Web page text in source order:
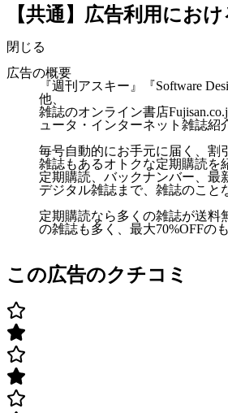
【共通】広告利用にお
閉じる
広告の概要
『週刊アスキー』『Software
他、
雑誌のオンライン書店
ュータ・インターネット雑誌紹
毎号自動的にお手元に届く、割
雑誌もあるオトクな定期購読を
定期購読、バックナンバー、最
デジタル雑誌まで、雑誌のこと
定期購読なら多くの雑誌が送料
の雑誌も多く、最大70%OFFの
この広告のクチコミ